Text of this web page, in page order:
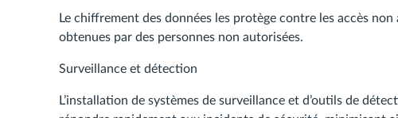
Le chiffrement des données les protège contre les accès
obtenues par des personnes non autorisées.
Surveillance et détection
L’installation de systèmes de surveillance et d’outils de